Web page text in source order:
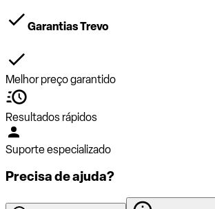
Garantias Trevo
Melhor preço garantido
Resultados rápidos
Suporte especializado
Precisa de ajuda?